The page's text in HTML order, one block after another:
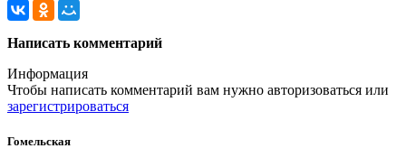
Написать комментарий
Информация
Чтобы написать комментарий вам нужно авторизоваться или
зарегистрироваться
Гомельская